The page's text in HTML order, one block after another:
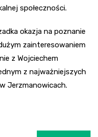
społeczności.
okazja na poznanie
zainteresowaniem
z Wojciechem
z najważniejszych
Jerzmanowicach.